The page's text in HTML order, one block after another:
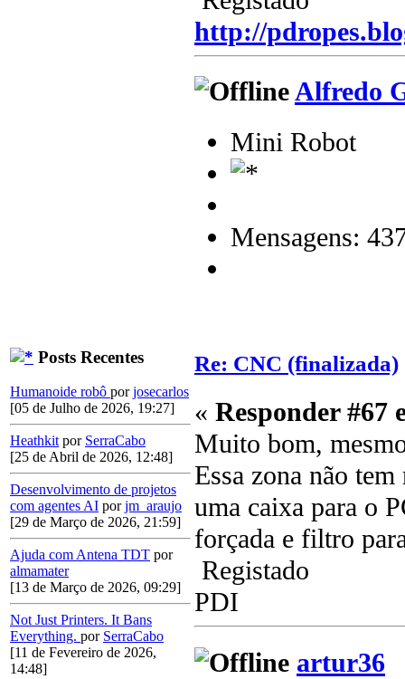
Posts Recentes
Humanoide robô porjosecarlos
[05 de Julho de 2026, 19:27]
Heathkit por SerraCabo
[25 de Abril de 2026, 12:48]
Desenvolvimento de projetos
com agentes AI porjm_araujo
[29 de Março de 2026, 21:59]
Ajuda com Antena TDT por
almamater
[13 de Março de 2026, 09:29]
Not Just Printers. It Bans
Everything. por SerraCabo
[11 de Fevereiro de 2026,
14:48]
http://
Alfredo
Mini Robot
Mensagens:
Re: CNC (finalizada)
« Responder #67
Muito bom,
Essa zona não
uma caixa para o
forçada e filtro
Registado
PDI
artur36